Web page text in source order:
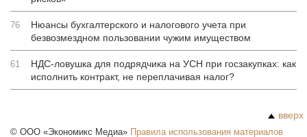
76
Нюансы бухгалтерского и налогового учета при
безвозмездном пользовании чужим имуществом
61
НДС-ловушка для подрядчика на УСН при госзакупках: как
исполнить контракт, не переплачивая налог?
вверх
© ООО «Экономикс Медиа» Правила использования материалов